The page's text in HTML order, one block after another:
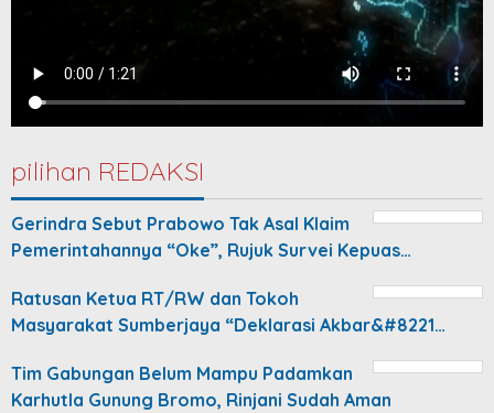
pilihan REDAKSI
Gerindra Sebut Prabowo Tak Asal Klaim
Pemerintahannya “Oke”, Rujuk Survei Kepuas…
Ratusan Ketua RT/RW dan Tokoh
Masyarakat Sumberjaya “Deklarasi Akbar&#8221…
Tim Gabungan Belum Mampu Padamkan
Karhutla Gunung Bromo, Rinjani Sudah Aman